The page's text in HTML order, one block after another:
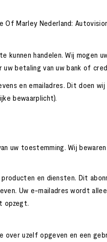
Marley Nederland: Autovision
handelen. Wij mogen
betaling van uw bank of
en emailadres. Dit doen
bewaarplicht).
uw toestemming. Wij
en diensten. Dit
Uw e-mailadres wordt
opzegt.
uzelf opgeven en een